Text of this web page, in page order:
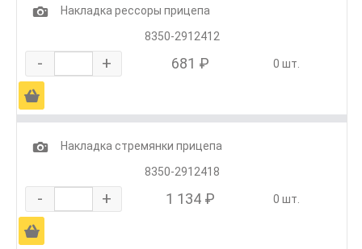
1
Накладка рессоры прицепа
8350-2912412
- + 681 ₽ 0 шт.
Ä
1
Накладка стремянки прицепа
8350-2912418
- + 1 134 ₽ 0 шт.
Ä